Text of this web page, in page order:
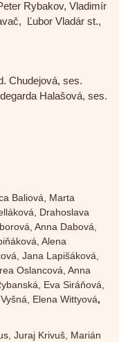
Rybakov, Vladimír
Ľubor Vladár st.,
Chudejová, ses.
Halašová, ses.
Baliová, Marta
Drahoslava
Anna Dabová,
Alena
Jana Lapišáková,
Oslancová, Anna
Eva Siráňová,
Elena Wittyová,
Juraj Krivuš, Marián